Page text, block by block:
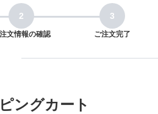
文情報の確認 ご注文完了
ングカート